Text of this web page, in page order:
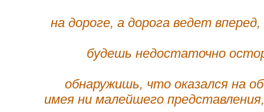
на дороге, а дорога ведет
будешь недостаточно
обнаружишь, что оказался на
имея ни малейшего